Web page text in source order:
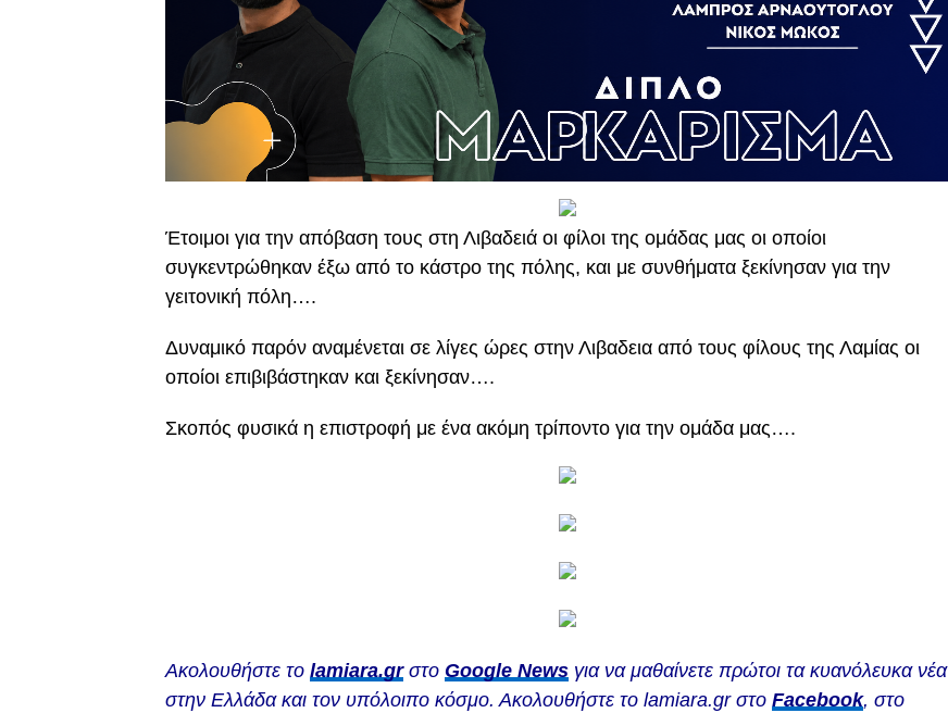
Έτοιμοι για την απόβαση τους στη Λιβαδειά οι φίλοι της ομάδας μας οι οποίοι
συγκεντρώθηκαν έξω από το κάστρο της πόλης, και με συνθήματα ξεκίνησαν για την
γειτονική πόλη….
Δυναμικό παρόν αναμένεται σε λίγες ώρες στην Λιβαδεια από τους φίλους της Λαμίας οι
οποίοι επιβιβάστηκαν και ξεκίνησαν….
Σκοπός φυσικά η επιστροφή με ένα ακόμη τρίποντο για την ομάδα μας….
Ακολουθήστε το lamiara.grστο Google News για να μαθαίνετε πρώτοι τα κυανόλευκα νέα
στην Ελλάδα και τον υπόλοιπο κόσμο. Ακολουθήστε το lamiara.gr στο Facebook, στο